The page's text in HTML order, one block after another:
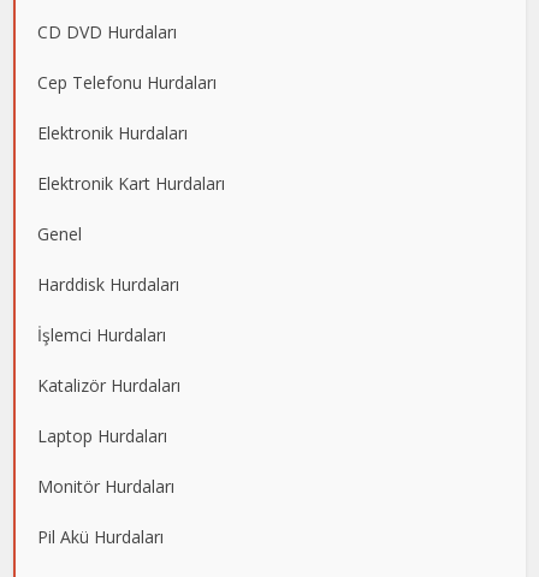
CD DVD Hurdaları
Cep Telefonu Hurdaları
Elektronik Hurdaları
Elektronik Kart Hurdaları
Genel
Harddisk Hurdaları
İşlemci Hurdaları
Katalizör Hurdaları
Laptop Hurdaları
Monitör Hurdaları
Pil Akü Hurdaları